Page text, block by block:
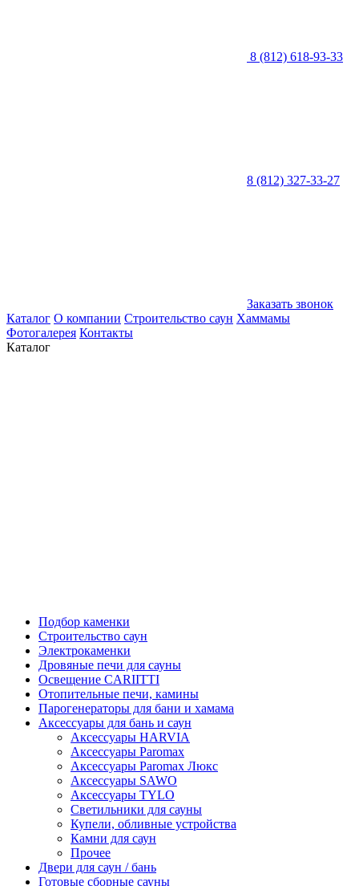
8 (812) 618-93-33
8 (812) 327-33-27
Заказать звонок
Каталог О компании Строительство саун Хаммамы
Фотогалерея Контакты
Каталог
Подбор каменки
Строительство саун
Электрокаменки
Дровяные печи для сауны
Освещение CARIITTI
Отопительные печи, камины
Парогенераторы для бани и хамама
Аксессуары для бань и саун
Аксессуары HARVIA
Аксессуары Paromax
Аксессуары Paromax Люкс
Аксессуары SAWO
Аксессуары TYLO
Светильники для сауны
Купели, обливные устройства
Камни для саун
Прочее
Двери для саун / бань
Готовые сборные сауны